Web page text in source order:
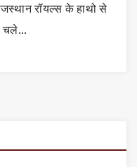
रॉयल्स के हाथो से
चले…